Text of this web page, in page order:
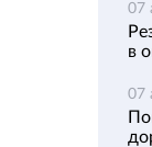
07
в
07